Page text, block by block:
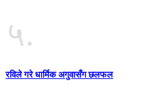
५.
रविले गरे धार्मिक अगुवासँग छलफल